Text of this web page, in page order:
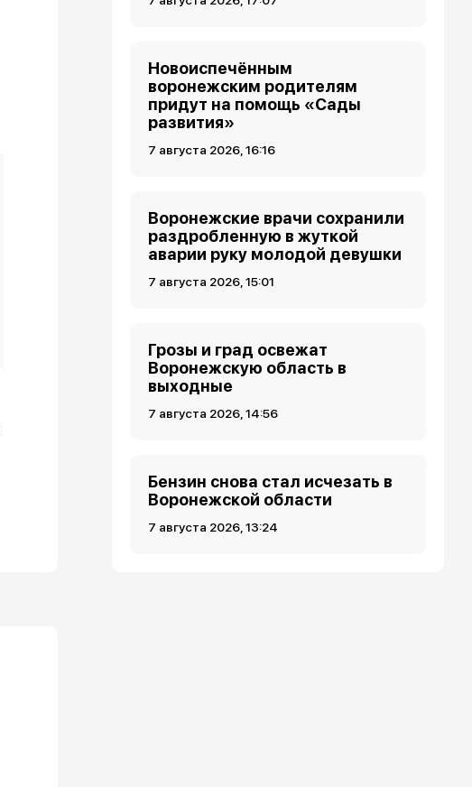
Новоиспечённым
воронежским родителям
придут на помощь «Сады
развития»
7 августа 2026, 16:16
Воронежские врачи сохранили
раздробленную в жуткой
аварии руку молодой девушки
7 августа 2026, 15:01
Грозы и град освежат
Воронежскую область в
выходные
7 августа 2026, 14:56
Бензин снова стал исчезать в
Воронежской области
7 августа 2026, 13:24